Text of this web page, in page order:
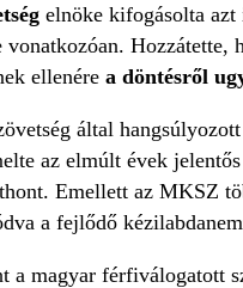
elnöke kifogásolta
vonatkozóan.
ellenére a döntésről
által
az elmúlt évek
Emellett az MKSZ
a fejlődő
a magyar férfiválogatott